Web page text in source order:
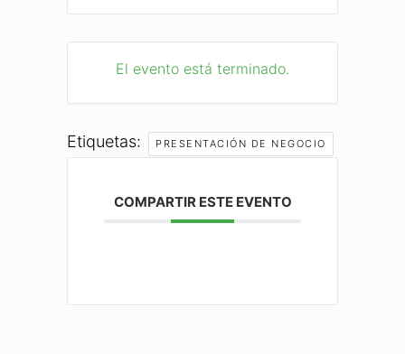
El evento está terminado.
Etiquetas: PRESENTACIÓN DE NEGOCIO
COMPARTIR ESTE EVENTO